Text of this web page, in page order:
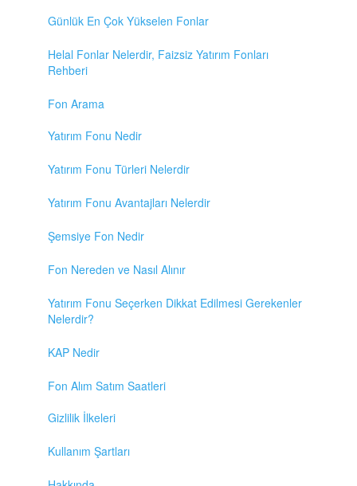
Günlük En Çok Yükselen Fonlar
Helal Fonlar Nelerdir, Faizsiz Yatırım Fonları
Rehberi
Fon Arama
Yatırım Fonu Nedir
Yatırım Fonu Türleri Nelerdir
Yatırım Fonu Avantajları Nelerdir
Şemsiye Fon Nedir
Fon Nereden ve Nasıl Alınır
Yatırım Fonu Seçerken Dikkat Edilmesi Gerekenler
Nelerdir?
KAP Nedir
Fon Alım Satım Saatleri
Gizlilik İlkeleri
Kullanım Şartları